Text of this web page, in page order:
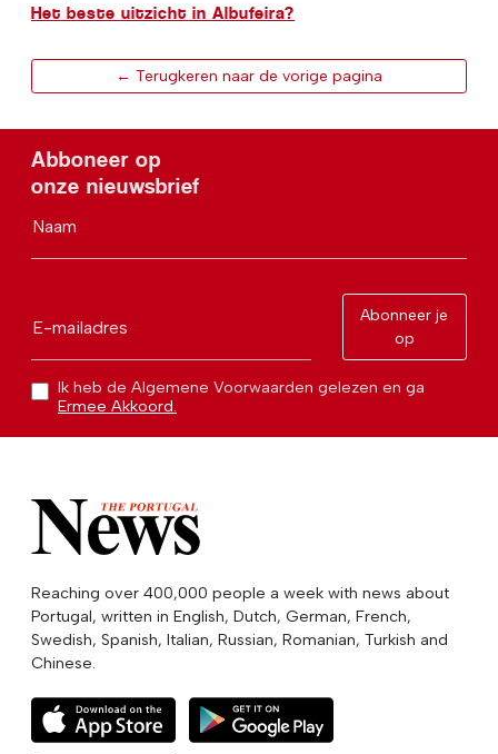
Het beste uitzicht in Albufeira?
← Terugkeren naar de vorige pagina
Abboneer op
onze nieuwsbrief
Naam
E-mailadres
Abonneer je
op
Ik heb de Algemene Voorwaarden gelezen en ga
Ermee Akkoord.
Reaching over 400,000 people a week with news about
Portugal, written in English, Dutch, German, French,
Swedish, Spanish, Italian, Russian, Romanian, Turkish and
Chinese.